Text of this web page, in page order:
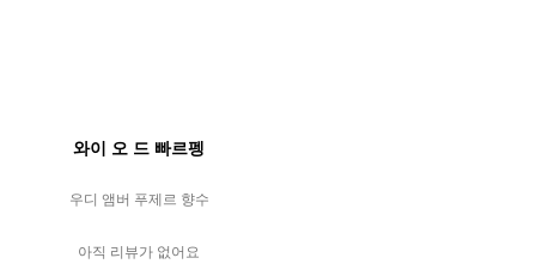
와이 오 드 빠르펭
우디 앰버 푸제르 향수
아직 리뷰가 없어요